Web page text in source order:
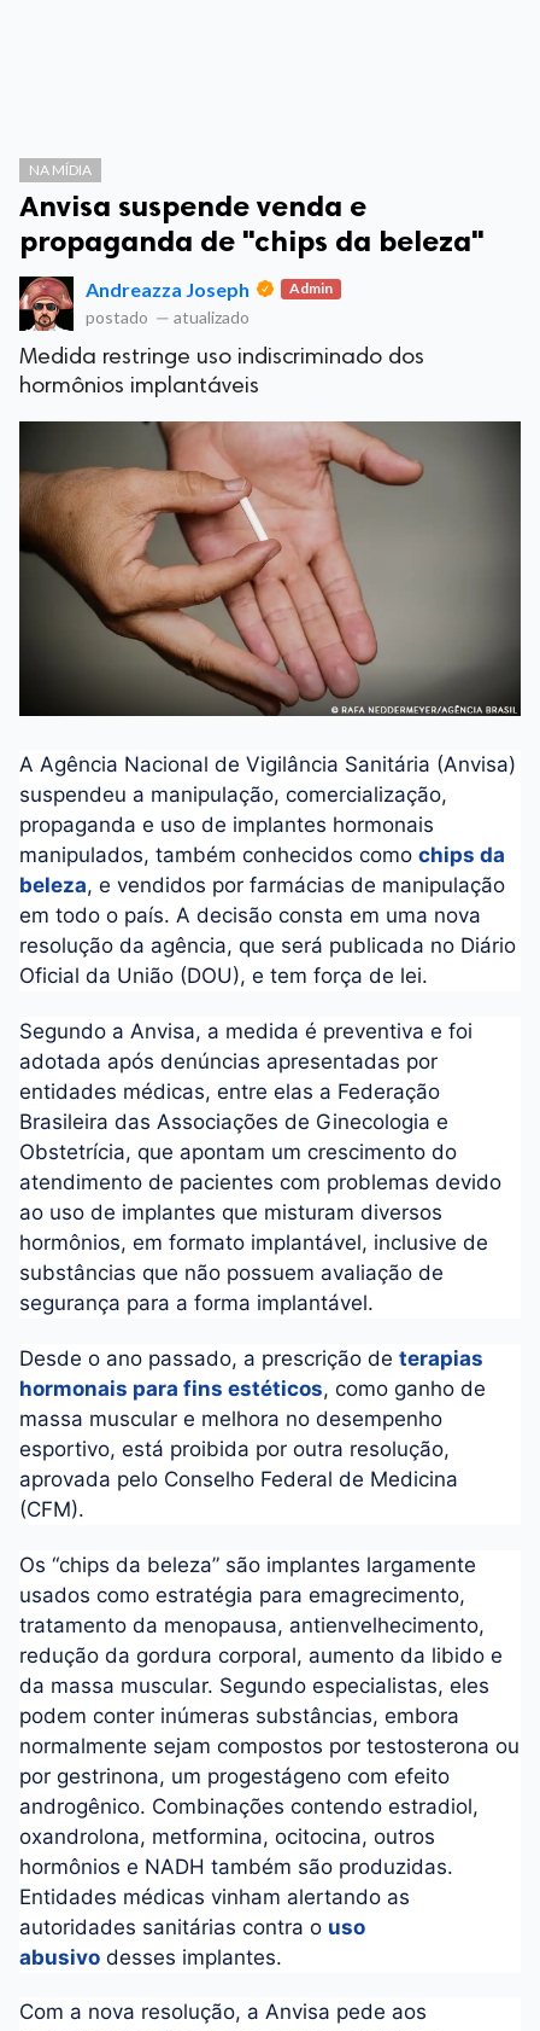
NA MÍDIA
Anvisa suspende venda e
propaganda de "chips da beleza"
Andreazza Joseph Admin
postado — atualizado
Medida restringe uso indiscriminado dos
hormônios implantáveis
A Agência Nacional de Vigilância Sanitária (Anvisa)
suspendeu a manipulação, comercialização,
propaganda e uso de implantes hormonais
manipulados, também conhecidos como chips da
beleza, e vendidos por farmácias de manipulação
em todo o país. A decisão consta em uma nova
resolução da agência, que será publicada no Diário
Oficial da União (DOU), e tem força de lei.
Segundo a Anvisa, a medida é preventiva e foi
adotada após denúncias apresentadas por
entidades médicas, entre elas a Federação
Brasileira das Associações de Ginecologia e
Obstetrícia, que apontam um crescimento do
atendimento de pacientes com problemas devido
ao uso de implantes que misturam diversos
hormônios, em formato implantável, inclusive de
substâncias que não possuem avaliação de
segurança para a forma implantável.
Desde o ano passado, a prescrição de terapias
hormonais para fins estéticos, como ganho de
massa muscular e melhora no desempenho
esportivo, está proibida por outra resolução,
aprovada pelo Conselho Federal de Medicina
(CFM).
Os “chips da beleza” são implantes largamente
usados como estratégia para emagrecimento,
tratamento da menopausa, antienvelhecimento,
redução da gordura corporal, aumento da libido e
da massa muscular. Segundo especialistas, eles
podem conter inúmeras substâncias, embora
normalmente sejam compostos por testosterona ou
por gestrinona, um progestágeno com efeito
androgênico. Combinações contendo estradiol,
oxandrolona, metformina, ocitocina, outros
hormônios e NADH também são produzidas.
Entidades médicas vinham alertando as
autoridades sanitárias contra o uso
abusivo desses implantes.
Com a nova resolução, a Anvisa pede aos